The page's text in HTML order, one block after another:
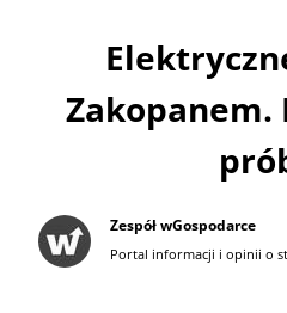
Zakopanem.
Zespół wGospodarce
Portal informacji i opinii o